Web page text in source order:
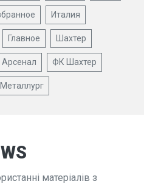
Италия
Главное Шахтер
Арсенал ФК Шахтер
Металлург
матеріалів з